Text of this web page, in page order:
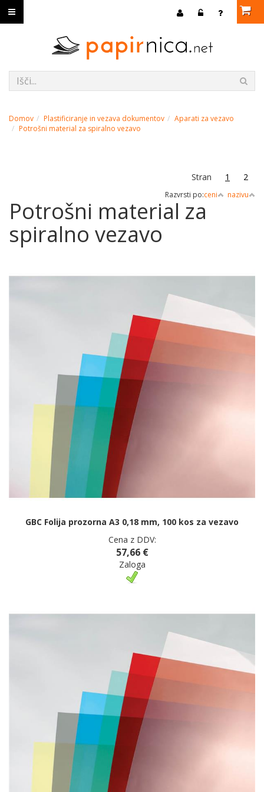
Domov Plastificiranje in vezava dokumentov
Aparati za vezavo
Potrošni material za spiralno vezavo
Stran 1 2
Razvrsti po:ceni nazivu
Potrošni material za
spiralno vezavo
GBC Folija prozorna A3 0,18 mm, 100 kos za vezavo
Cena z DDV:
57,66 €
Zaloga